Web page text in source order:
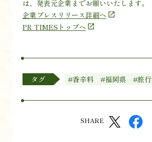
は、発表元企業までお願いいたします。
企業プレスリリース詳細へ
PR TIMESトップへ
タグ #香辛料 #福岡県 #旅行
SHARE